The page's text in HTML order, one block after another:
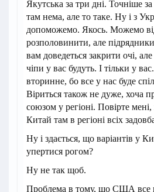
Якутська за три дні. Точніше за
там нема, але то таке. Ну і з
допоможемо. Якось. Можемо
розполовинити, але
вам доведеться закрити очі,
чіпи у вас будуть. І тільки у
вторинне, бо все у нас буде
Віриться також не дуже, хоча
союзом у регіоні. Повірте
Китай там в регіоні всіх
Ну і здається, що варіантів у
упертися рогом?
Ну не так щоб.
Проблема в тому, що США все